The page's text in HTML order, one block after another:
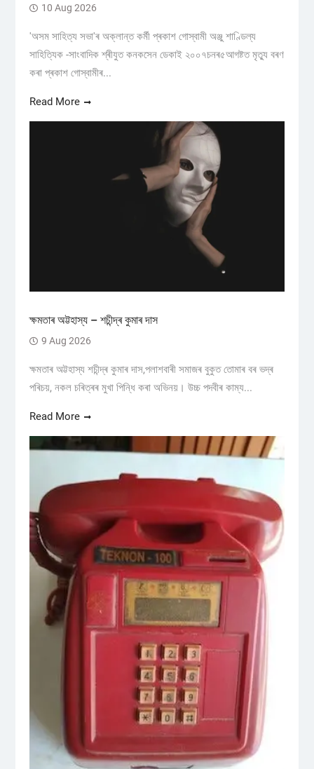
10 Aug 2026
'অসম সাহিত্য সভা'ৰ অক্লান্ত কৰ্মী প্ৰকাশ গোস্বামী অঞ্জু শাণ্ডিল্য
সাহিত্যিক -সাংবাদিক শ্ৰীযুত কনকসেন ডেকাই ২০০৭চনৰ৫আগষ্টত মৃত্যু বৰণ
কৰা প্ৰকাশ গোস্বামীৰ...
Read More
ক্ষমতাৰ অট্টহাস্য – শচীন্দ্ৰ কুমাৰ দাস
9 Aug 2026
ক্ষমতাৰ অট্টহাস্য শচীন্দ্ৰ কুমাৰ দাস,পলাশবাৰী সমাজৰ বুকুত তোমাৰ বৰ ভদ্ৰ
পৰিচয়, নকল চৰিত্ৰৰ মুখা পিন্ধি কৰা অভিনয়। উচ্চ পদবীৰ কাম্য...
Read More